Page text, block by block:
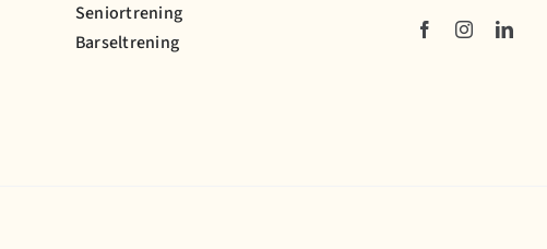
Seniortrening
Barseltrening